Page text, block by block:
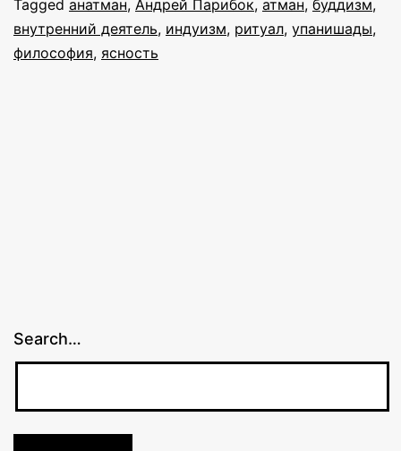
об
Tagged анатман, Андрей Парибок, атман, буддизм,
внутренний деятель, индуизм, ритуал, упанишады,
философия, ясность
Search…